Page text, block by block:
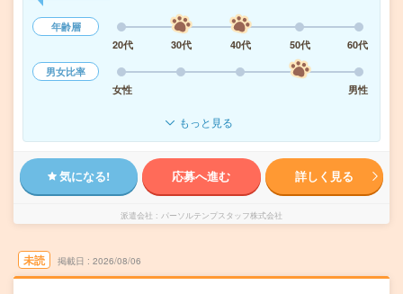
年齢層
20代
30代 40代 50代
60代
男女比率
女性
男性
もっと見る
気になる! 応募へ進む 詳しく見る
派遣会社 パーソルテンプスタッフ株式会社
未読 掲載日 2026/08/06